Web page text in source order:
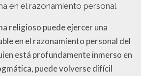
en el razonamiento personal
religioso puede ejercer una
en el razonamiento personal del
está profundamente inmerso en
puede volverse difícil